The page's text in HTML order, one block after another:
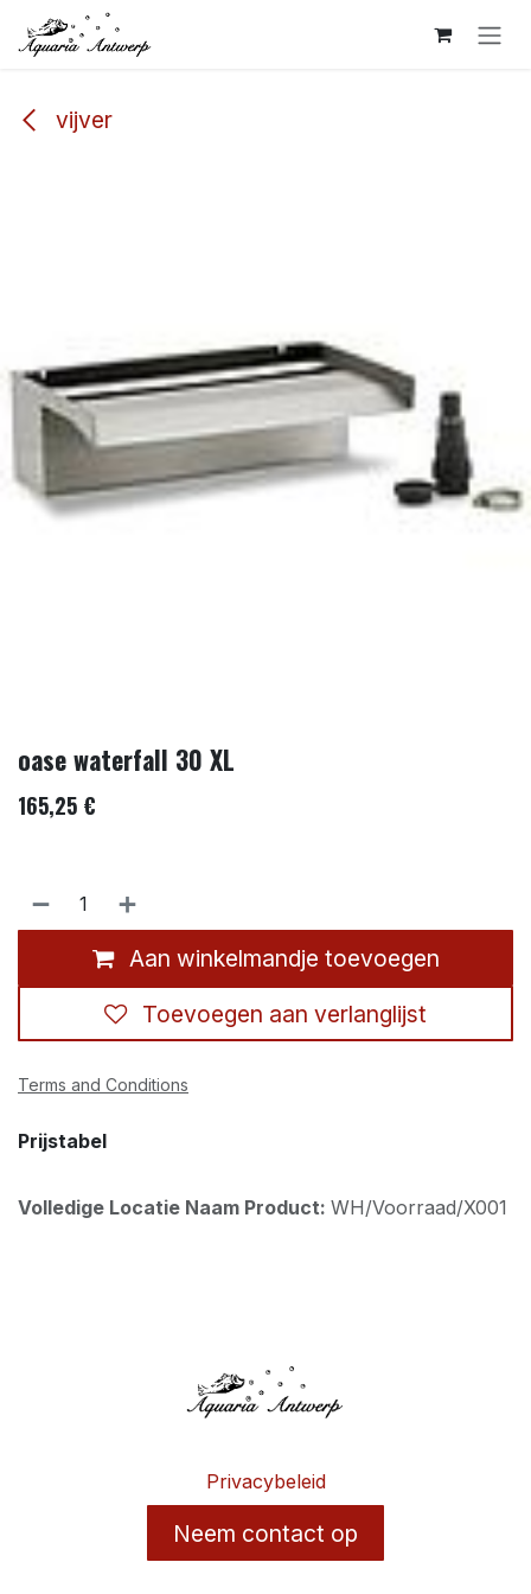
Overslaan naar inhoud
vijver
oase waterfall 30 XL
165,25 €
Aan winkelmandje toevoegen
Toevoegen aan verlanglijst
Terms and Conditions
Prijstabel
Volledige Locatie Naam Product: WH/Voorraad/X001
Privacybeleid
Neem contact op